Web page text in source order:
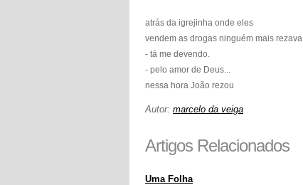
atrás da igrejinha onde eles
vendem as drogas ninguém mais rezava
- tá me devendo.
- pelo amor de Deus...
nessa hora João rezou
Autor: marcelo da veiga
Artigos Relacionados
Uma Folha